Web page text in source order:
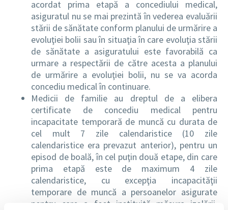
acordat prima etapă a concediului medical,
asiguratul nu se mai prezintă în vederea evaluării
stării de sănătate conform planului de urmărire a
evoluţiei bolii sau în situaţia în care evoluţia stării
de sănătate a asiguratului este favorabilă ca
urmare a respectării de către acesta a planului
de urmărire a evoluţiei bolii, nu se va acorda
concediu medical în continuare.
Medicii de familie au dreptul de a elibera
certificate de concediu medical pentru
incapacitate temporară de muncă cu durata de
cel mult 7 zile calendaristice (10 zile
calendaristice era prevazut anterior), pentru un
episod de boală, în cel puţin două etape, din care
prima etapă este de maximum 4 zile
calendaristice, cu excepţia incapacităţii
temporare de muncă a persoanelor asigurate
pentru care a fost instituită măsura izolării,